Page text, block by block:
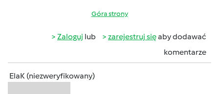
Góra strony
Zaloguj lub zarejestruj sięaby dodawać
komentarze
ElaK (niezweryfikowany)